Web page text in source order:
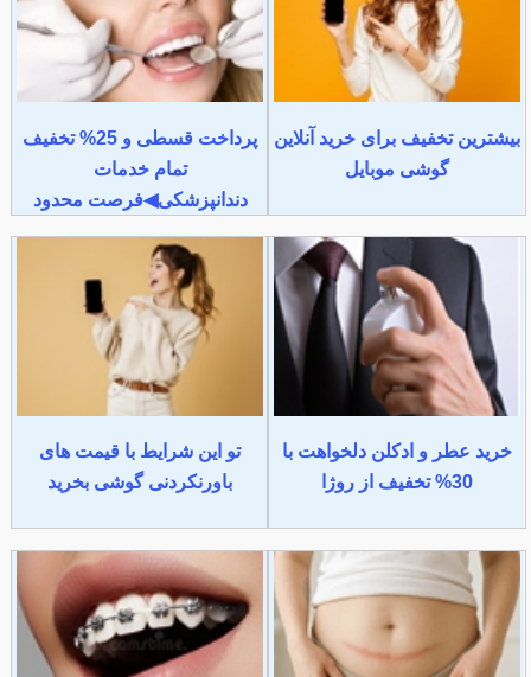
بیشترین تخفیف برای خرید آنلاین
گوشی موبایل
پرداخت قسطی و 25% تخفیف
تمام خدمات
دندانپزشکی◀فرصت محدود
خرید عطر و ادکلن دلخواهت با
30% تخفیف از روژا
تو این شرایط با قیمت های
باورنکردنی گوشی بخرید